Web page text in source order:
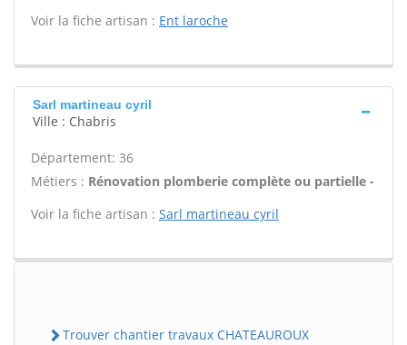
Voir la fiche artisan : Ent laroche
Sarl martineau cyril
Ville : Chabris
Département: 36
Métiers : Rénovation plomberie complète ou partielle -
Voir la fiche artisan : Sarl martineau cyril
Trouver chantier travaux CHATEAUROUX